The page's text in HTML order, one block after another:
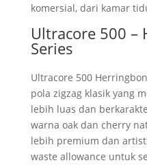
komersial, dari kamar
Ultracore 500 –
Series
Ultracore 500
pola zigzag klasik yang
lebih luas dan
warna oak dan cherry
lebih premium dan
waste allowance untuk